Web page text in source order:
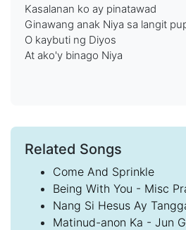
Kasalanan ko ay pinatawad
Ginawang anak Niya sa langit
O kaybuti ng Diyos
At ako'y binago Niya
Related Songs
Come And Sprinkle
Being With You - Misc
Nang Si Hesus Ay
Matinud-anon Ka - Jun